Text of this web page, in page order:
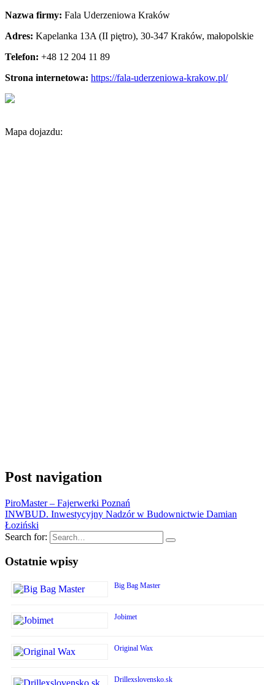
Nazwa firmy: Fala Uderzeniowa Kraków
Adres: Kapelanka 13A (II piętro), 30-347 Kraków, małopolskie
Telefon: +48 12 204 11 89
Strona internetowa: https://fala-uderzeniowa-krakow.pl/
Mapa dojazdu:
Post navigation
PiroMaster – Fajerwerki Poznań
INWBUD. Inwestycyjny Nadzór w Budownictwie Damian
Łoziński
Search for:
Ostatnie wpisy
Big Bag Master
Jobimet
Original Wax
Drillexslovensko.sk